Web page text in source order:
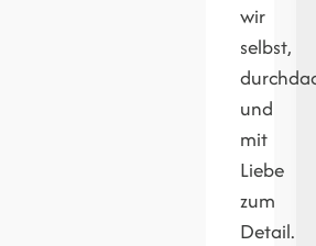
wir
selbst,
und
mit
Liebe
zum
Detail.